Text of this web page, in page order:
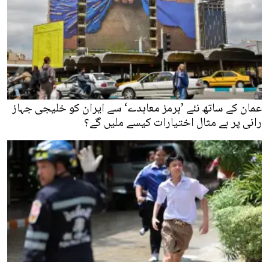
عمان کے ساتھ نئے ’ہرمز معاہدے‘ سے ایران کو خلیجی جہاز
رانی پر بے مثال اختیارات کیسے ملیں گے؟